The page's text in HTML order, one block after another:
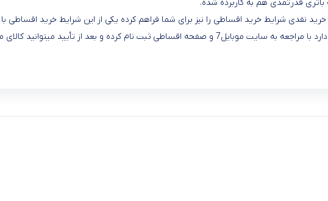
خرید نقدی شرایط خرید اقساطی را نیز برای شما فراهم کرده یکی از این شرایط خرید
میتوانید کالای مورد نظر خود را از ما تهییه فرمایید.